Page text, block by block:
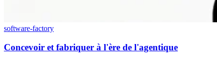
software-factory
Concevoir et fabriquer à l'ère de l'agentique